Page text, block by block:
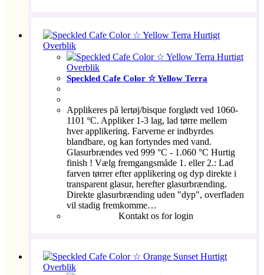
Hurtigt
Overblik
Hurtigt
Overblik
Speckled Cafe Color ☆ Yellow Terra
Applikeres på lertøj/bisque forglødt ved 1060-
1101 ºC. Appliker 1-3 lag, lad tørre mellem
hver applikering. Farverne er indbyrdes
blandbare, og kan fortyndes med vand.
Glasurbrændes ved 999 °C - 1.060 °C Hurtig
finish ! Vælg fremgangsmåde 1. eller 2.: Lad
farven tørrer efter applikering og dyp direkte i
transparent glasur, herefter glasurbrænding.
Direkte glasurbrænding uden "dyp", overfladen
vil stadig fremkomme…
Kontakt os for login
Hurtigt
Overblik